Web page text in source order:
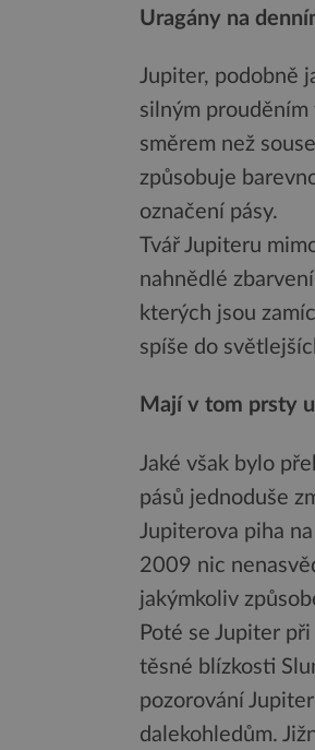
Uragány na
Jupiter, podobně
silným
směrem než
způsobuje
označení pásy.
Tvář Jupiteru
nahnědlé
kterých jsou
spíše do
Mají v tom prsty
Jaké však bylo
pásů jednoduše
Jupiterova piha
2009 nic
jakýmkoliv
Poté se Jupiter
těsné blízkosti
pozorování
dalekohledům.